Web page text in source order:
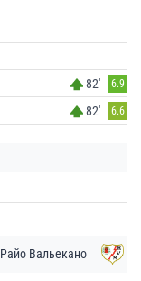
82' 6.9
82' 6.6
Райо Вальекано